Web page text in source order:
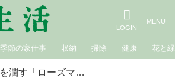
季節の家仕事 収納 掃除 健康 花と緑
髪と頭皮を潤す「ローズマリーのチンキ」のつくり方。‟若返りのハーブ”でぱさつく髪を美しく整える／植物療法士・岡野真弥さん